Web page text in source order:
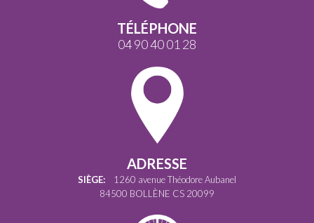
TÉLÉPHONE
04 90 40 01 28
ADRESSE
SIÈGE: 1260 avenue Théodore Aubanel
84500 BOLLÈNE CS 20099